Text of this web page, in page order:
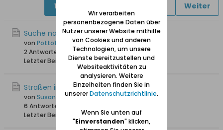
1 Weiter
Suche nach dänischem Urgroßvater
von Potto146
2 Antworten
2.750 Hits0 Likes
Letzter Beitrag24.11.2025, 14:49
Straßen in Neufahrwasser
von Susanna
6 Antworten
Letzter Beitrag
12.02.2025, 20:46
Wir verarbeiten
personenbezogene Daten über
Nutzer unserer Website mithilfe
von Cookies und anderen
Technologien, um unsere
Dienste bereitzustellen und
Websiteaktivitäten zu
analysieren. Weitere
Einzelheiten finden Sie in
unsererDatenschutzrichtlinie.
Wenn Sie unten auf
"Einverstanden" klicken,